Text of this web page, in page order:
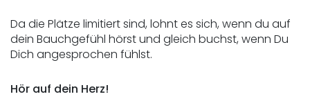
Da die Plätze limitiert sind, lohnt es sich, wenn du auf
dein Bauchgefühl hörst und gleich buchst, wenn Du
Dich angesprochen fühlst.
Hör auf dein Herz!